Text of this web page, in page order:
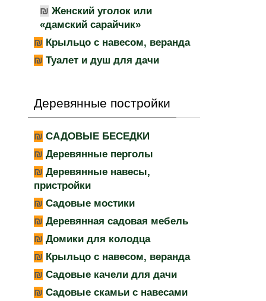
Женский уголок или
«дамский сарайчик»
Крыльцо с навесом, веранда
Туалет и душ для дачи
Деревянные постройки
САДОВЫЕ БЕСЕДКИ
Деревянные перголы
Деревянные навесы,
пристройки
Садовые мостики
Деревянная садовая мебель
Домики для колодца
Крыльцо с навесом, веранда
Садовые качели для дачи
Садовые скамьи с навесами